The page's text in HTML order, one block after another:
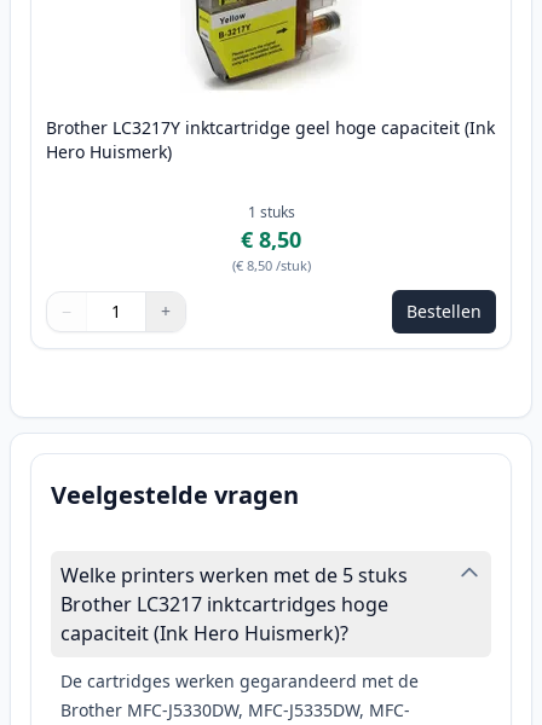
Brother LC3217Y inktcartridge geel hoge capaciteit (Ink
Hero Huismerk)
1 stuks
€ 8,50
(€ 8,50 /stuk)
Aantal
Gebruik de knoppen om aan te passen
− +
Aantal 1 Bestellen
Veelgestelde vragen
Welke printers werken met de 5 stuks
Brother LC3217 inktcartridges hoge
capaciteit (Ink Hero Huismerk)?
De cartridges werken gegarandeerd met de
Brother MFC-J5330DW, MFC-J5335DW, MFC-